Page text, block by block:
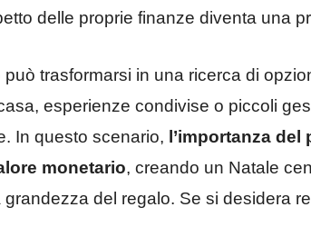
delle proprie finanze diventa una
può trasformarsi in una ricerca di
esperienze condivise o piccoli
In questo scenario, l’importanza del
monetario, creando un Natale
grandezza del regalo. Se si desidera